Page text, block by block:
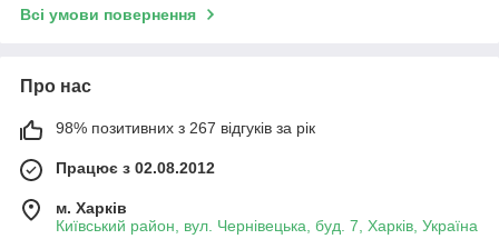
Всі умови повернення
Про нас
98% позитивних з 267 відгуків за рік
Працює з 02.08.2012
м. Харків
Київський район, вул. Чернівецька, буд. 7, Харків, Україна